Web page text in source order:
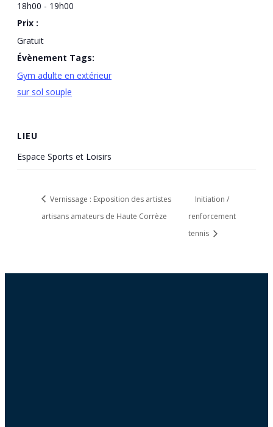
18h00 - 19h00
Prix :
Gratuit
Évènement Tags:
Gym adulte en extérieur
sur sol souple
LIEU
Espace Sports et Loisirs
Vernissage : Exposition des artistes
artisans amateurs de Haute Corrèze
Initiation /
renforcement
tennis